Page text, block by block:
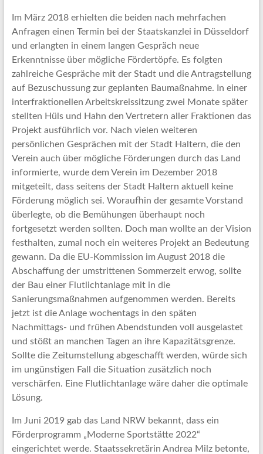
Im März 2018 erhielten die beiden nach mehrfachen
Anfragen einen Termin bei der Staatskanzlei in Düsseldorf
und erlangten in einem langen Gespräch neue
Erkenntnisse über mögliche Fördertöpfe. Es folgten
zahlreiche Gespräche mit der Stadt und die Antragstellung
auf Bezuschussung zur geplanten Baumaßnahme. In einer
interfraktionellen Arbeitskreissitzung zwei Monate später
stellten Hüls und Hahn den Vertretern aller Fraktionen das
Projekt ausführlich vor. Nach vielen weiteren
persönlichen Gesprächen mit der Stadt Haltern, die den
Verein auch über mögliche Förderungen durch das Land
informierte, wurde dem Verein im Dezember 2018
mitgeteilt, dass seitens der Stadt Haltern aktuell keine
Förderung möglich sei. Woraufhin der gesamte Vorstand
überlegte, ob die Bemühungen überhaupt noch
fortgesetzt werden sollten. Doch man wollte an der Vision
festhalten, zumal noch ein weiteres Projekt an Bedeutung
gewann. Da die EU-Kommission im August 2018 die
Abschaffung der umstrittenen Sommerzeit erwog, sollte
der Bau einer Flutlichtanlage mit in die
Sanierungsmaßnahmen aufgenommen werden. Bereits
jetzt ist die Anlage wochentags in den späten
Nachmittags- und frühen Abendstunden voll ausgelastet
und stößt an manchen Tagen an ihre Kapazitätsgrenze.
Sollte die Zeitumstellung abgeschafft werden, würde sich
im ungünstigen Fall die Situation zusätzlich noch
verschärfen. Eine Flutlichtanlage wäre daher die optimale
Lösung.
Im Juni 2019 gab das Land NRW bekannt, dass ein
Förderprogramm „Moderne Sportstätte 2022“
eingerichtet werde. Staatssekretärin Andrea Milz betonte,